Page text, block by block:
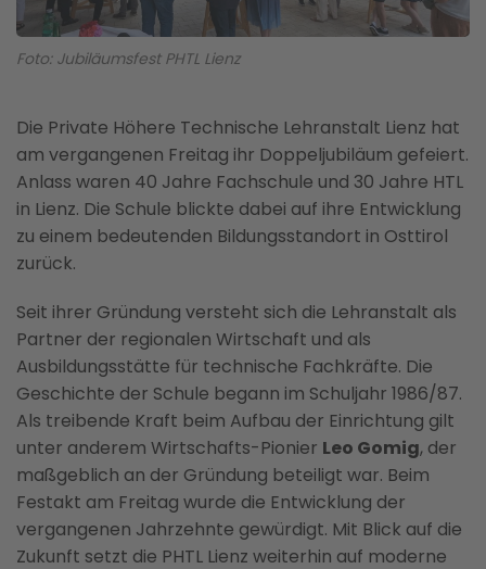
Foto: Jubiläumsfest PHTL Lienz
Die Private Höhere Technische Lehranstalt Lienz hat
am vergangenen Freitag ihr Doppeljubiläum gefeiert.
Anlass waren 40 Jahre Fachschule und 30 Jahre HTL
in Lienz. Die Schule blickte dabei auf ihre Entwicklung
zu einem bedeutenden Bildungsstandort in Osttirol
zurück.
Seit ihrer Gründung versteht sich die Lehranstalt als
Partner der regionalen Wirtschaft und als
Ausbildungsstätte für technische Fachkräfte. Die
Geschichte der Schule begann im Schuljahr 1986/87.
Als treibende Kraft beim Aufbau der Einrichtung gilt
unter anderem Wirtschafts-Pionier Leo Gomig, der
maßgeblich an der Gründung beteiligt war. Beim
Festakt am Freitag wurde die Entwicklung der
vergangenen Jahrzehnte gewürdigt. Mit Blick auf die
Zukunft setzt die PHTL Lienz weiterhin auf moderne